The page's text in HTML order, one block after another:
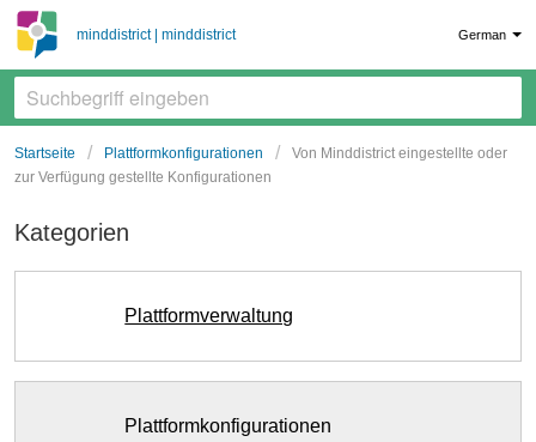
minddistrict | minddistrict German
Startseite Plattformkonfigurationen
Von Minddistrict eingestellte oder
zur Verfügung gestellte Konfigurationen
Kategorien
Plattformverwaltung
Plattformkonfigurationen